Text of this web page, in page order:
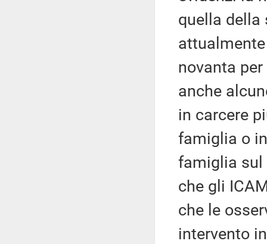
quella della
novanta
anche
in carcere
famiglia o
famiglia sul
che gli
che le
intervento